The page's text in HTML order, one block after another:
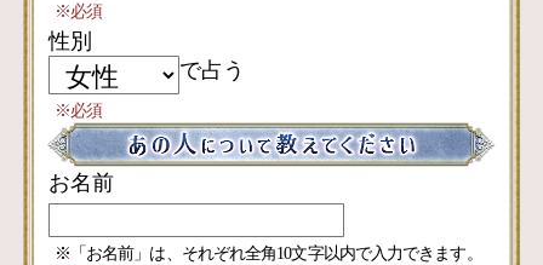
※必須
性別
で占う
※必須
お名前
※「お名前」は、それぞれ全角10文字以内で入力できます。